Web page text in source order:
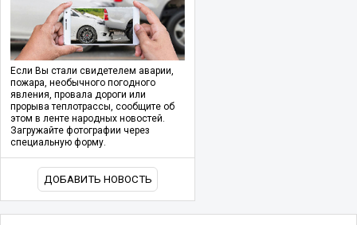
Если Вы стали свидетелем аварии,
пожара, необычного погодного
явления, провала дороги или
прорыва теплотрассы, сообщите об
этом в ленте народных новостей.
Загружайте фотографии через
специальную форму.
ДОБАВИТЬ НОВОСТЬ